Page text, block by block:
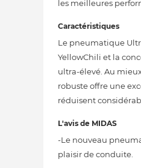
les meilleures
Caractéristiques
Le pneumatique
YellowChili et la
ultra-élevé. Au
robuste offre une
réduisent
L'avis de MIDAS
-Le nouveau
plaisir de conduite.